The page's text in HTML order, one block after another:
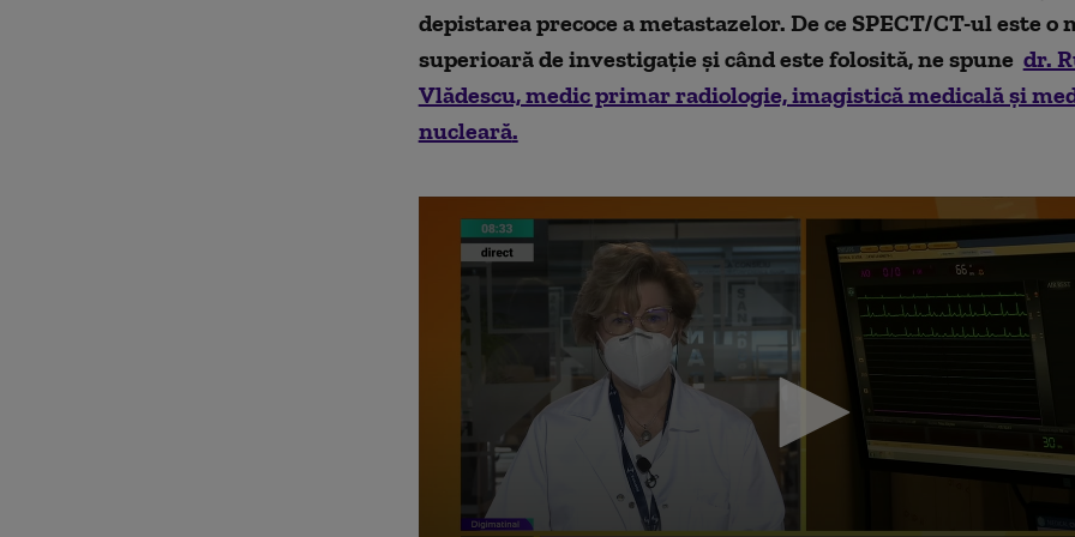
depistarea precoce a metastazelor. De ce SPECT/CT-ul este o
superioară de investigație și când este folosită, ne spune dr.
Vlădescu, medic primar radiologie, imagistică medicală și
nucleară.